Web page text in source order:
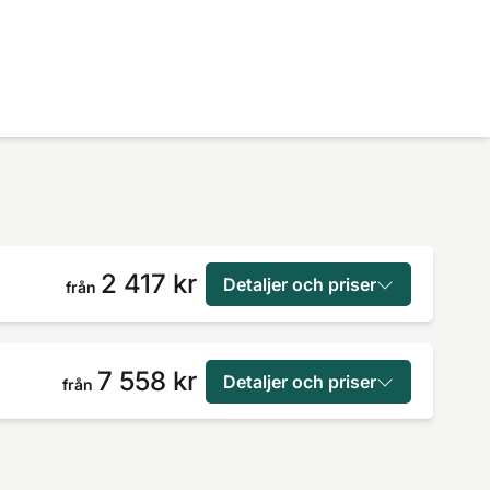
från 2 417 kr Detaljer och priser
från 7 558 kr Detaljer och priser